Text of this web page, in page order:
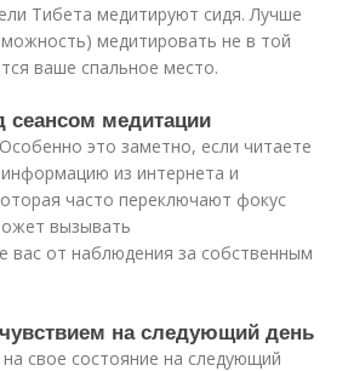
Тибета медитируют сидя. Лучше
медитировать не в той
ваше спальное место.
сеансом медитации
это заметно, если читаете
из интернета и
часто переключают фокус
вызывать
вас от наблюдения за собственным
на следующий день
свое состояние на следующий